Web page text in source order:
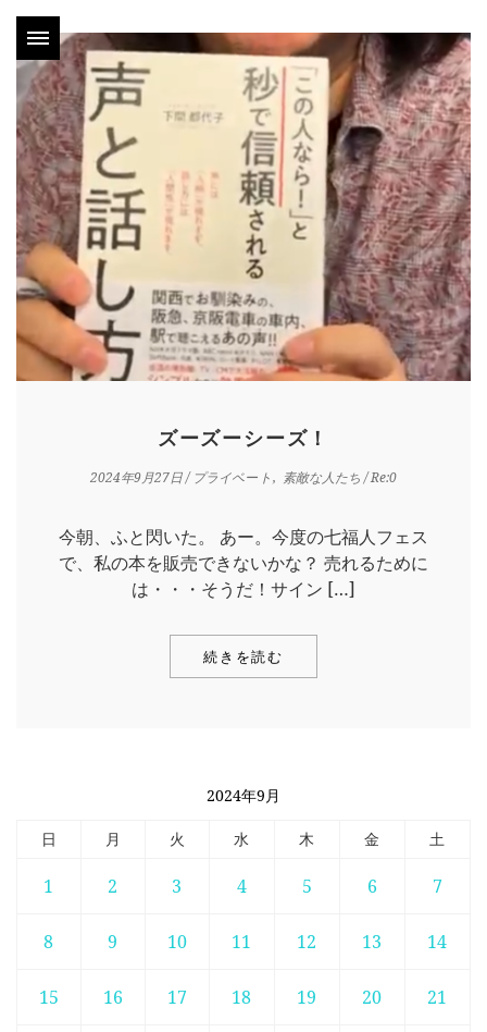
ズーズーシーズ！
2024年9月27日/ プライベート 素敵な人たち/ Re:0
今朝、ふと閃いた。 あー。今度の七福人フェス
で、私の本を販売できないかな？ 売れるために
は・・・そうだ！サイン […]
続きを読む
2024年9月
日 月 火 水 木 金 土
1 2 3 4 5 6 7
8 9 10 11 12 13 14
15 16 17 18 19 20 21